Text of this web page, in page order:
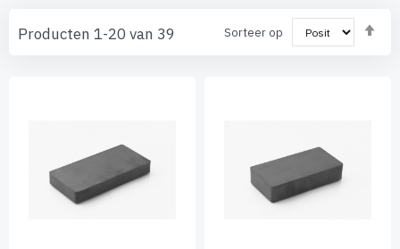
Producten 1-20 van 39 Sorteer op